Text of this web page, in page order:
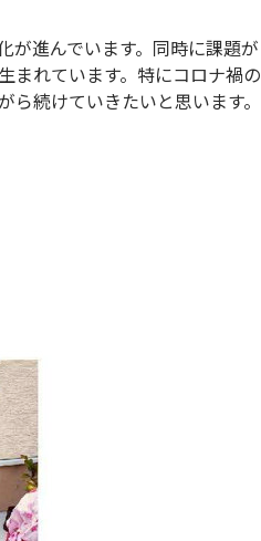
が進んでいます。同時に課題が
まれています。特にコロナ禍の
続けていきたいと思います。